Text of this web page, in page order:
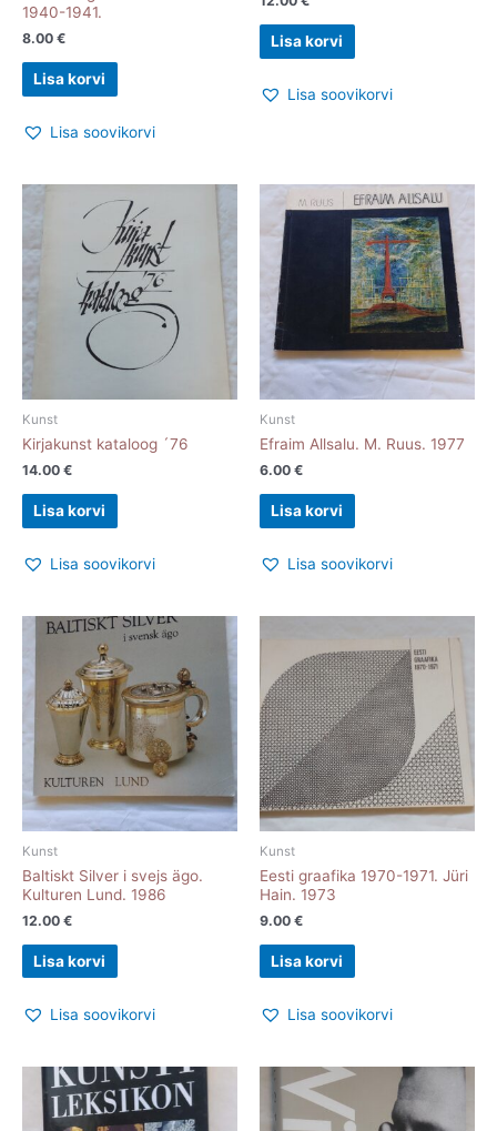
1940-1941.
8.00 €
Lisa korvi
Lisa soovikorvi
Lisa korvi
Lisa soovikorvi
Kunst
Kirjakunst kataloog ´76
14.00 €
Lisa korvi
Lisa soovikorvi
Kunst
Efraim Allsalu. M. Ruus. 1977
6.00 €
Lisa korvi
Lisa soovikorvi
Kunst
Baltiskt Silver i svejs ägo.
Kulturen Lund. 1986
12.00 €
Lisa korvi
Lisa soovikorvi
Kunst
Eesti graafika 1970-1971. Jüri
Hain. 1973
9.00 €
Lisa korvi
Lisa soovikorvi